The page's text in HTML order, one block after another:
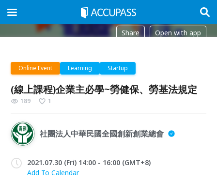
Share Open with app
Online Event Learning Startup
(線上課程)企業主必學~勞健保、勞基法規定
189 1
社團法人中華民國全國創新創業總會
2021.07.30 (Fri) 14:00 - 16:00 (GMT+8)
Add To Calendar